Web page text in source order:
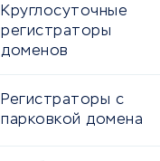
Круглосуточные
регистраторы
доменов
Регистраторы с
парковкой домена